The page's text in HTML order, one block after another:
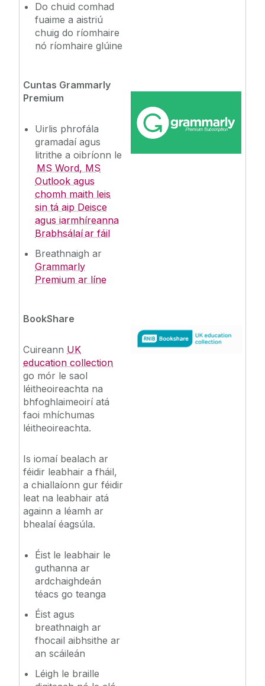
Do chuid comhad
fuaime a aistriú
chuig do ríomhaire
nó ríomhaire glúine
Cuntas Grammarly
Premium
Uirlis phrofála
gramadaí agus
litrithe a oibríonn le
MS Word, MS
Outlook agus
chomh maith leis
sin tá aip Deisce
agus iarmhíreanna
Brabhsálaí ar fáil
Breathnaigh ar
Grammarly
Premium ar líne
BookShare
Cuireann UK
education collection
go mór le saol
léitheoireachta na
bhfoghlaimeoirí atá
faoi mhíchumas
léitheoireachta.
Is iomaí bealach ar
féidir leabhair a fháil,
a chiallaíonn gur féidir
leat na leabhair atá
againn a léamh ar
bhealaí éagsúla.
Éist le leabhair le
guthanna ar
ardchaighdeán
téacs go teanga
Éist agus
breathnaigh ar
fhocail aibhsithe ar
an scáileán
Léigh le braille